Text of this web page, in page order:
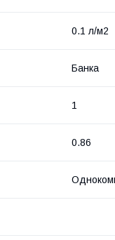
0.1 л/м2
Банка
1
0.86